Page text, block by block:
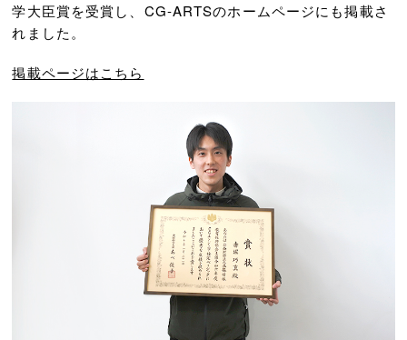
学大臣賞を受賞し、 CG-ARTSのホームページにも掲載さ
れました。
掲載ページはこちら